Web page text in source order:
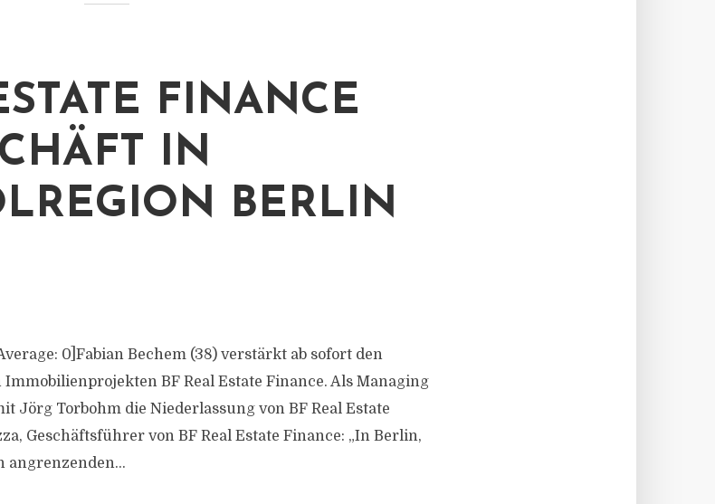
FINANCE
IN
BERLIN
0]Fabian Bechem (38) verstärkt ab sofort den
BF Real Estate Finance. Als Managing
Jörg Torbohm die Niederlassung von BF Real Estate
Geschäftsführer von BF Real Estate Finance: „In Berlin,
angrenzenden...